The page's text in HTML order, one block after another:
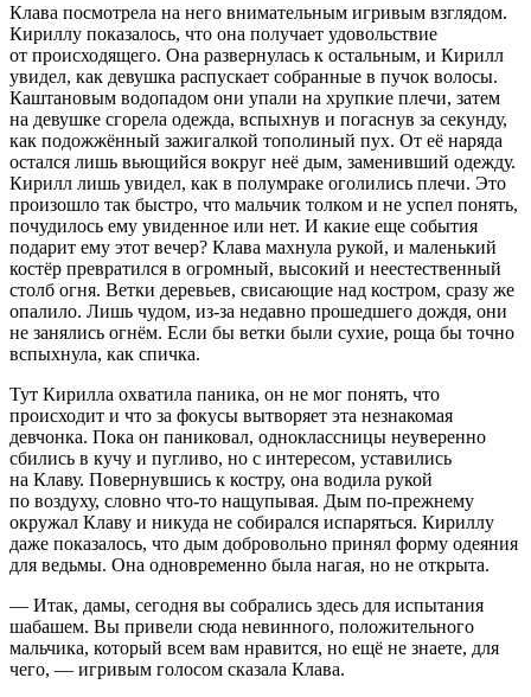
Клава посмотрела на него внимательным игривым взглядом.
Кириллу показалось, что она получает удовольствие
от происходящего. Она развернулась к остальным, и Кирилл
увидел, как девушка распускает собранные в пучок волосы.
Каштановым водопадом они упали на хрупкие плечи, затем
на девушке сгорела одежда, вспыхнув и погаснув за секунду,
как подожжённый зажигалкой тополиный пух. От её наряда
остался лишь вьющийся вокруг неё дым, заменивший одежду.
Кирилл лишь увидел, как в полумраке оголились плечи. Это
произошло так быстро, что мальчик толком и не успел понять,
почудилось ему увиденное или нет. И какие еще события
подарит ему этот вечер? Клава махнула рукой, и маленький
костёр превратился в огромный, высокий и неестественный
столб огня. Ветки деревьев, свисающие над костром, сразу же
опалило. Лишь чудом, из-за недавно прошедшего дождя, они
не занялись огнём. Если бы ветки были сухие, роща бы точно
вспыхнула, как спичка.
Тут Кирилла охватила паника, он не мог понять, что
происходит и что за фокусы вытворяет эта незнакомая
девчонка. Пока он паниковал, одноклассницы неуверенно
сбились в кучу и пугливо, но с интересом, уставились
на Клаву. Повернувшись к костру, она водила рукой
по воздуху, словно что-то нащупывая. Дым по-прежнему
окружал Клаву и никуда не собирался испаряться. Кириллу
даже показалось, что дым добровольно принял форму одеяния
для ведьмы. Она одновременно была нагая, но не открыта.
— Итак, дамы, сегодня вы собрались здесь для испытания
шабашем. Вы привели сюда невинного, положительного
мальчика, который всем вам нравится, но ещё не знаете, для
чего, — игривым голосом сказала Клава.